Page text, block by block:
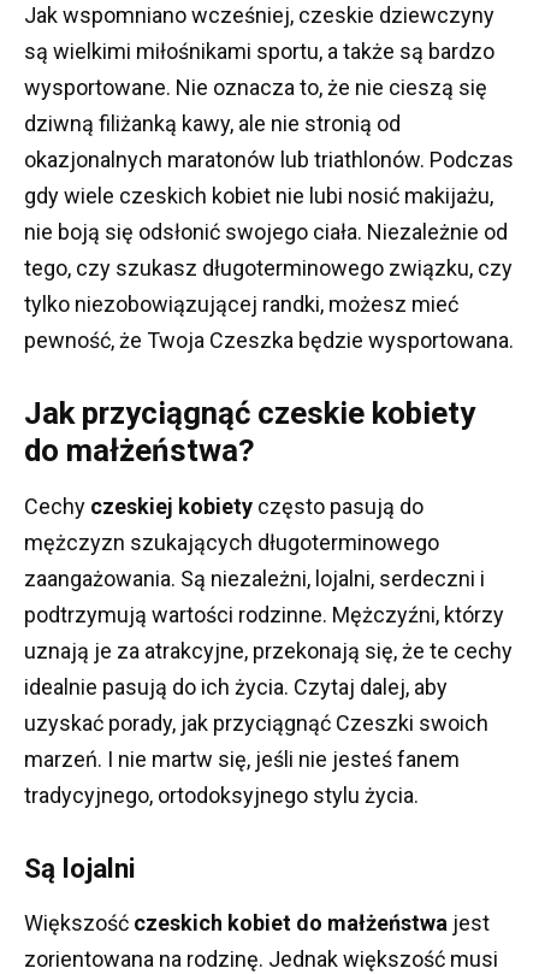
Jak wspomniano wcześniej, czeskie dziewczyny
są wielkimi miłośnikami sportu, a także są bardzo
wysportowane. Nie oznacza to, że nie cieszą się
dziwną filiżanką kawy, ale nie stronią od
okazjonalnych maratonów lub triathlonów. Podczas
gdy wiele czeskich kobiet nie lubi nosić makijażu,
nie boją się odsłonić swojego ciała. Niezależnie od
tego, czy szukasz długoterminowego związku, czy
tylko niezobowiązującej randki, możesz mieć
pewność, że Twoja Czeszka będzie wysportowana.
Jak przyciągnąć czeskie kobiety
do małżeństwa?
Cechy czeskiej kobiety często pasują do
mężczyzn szukających długoterminowego
zaangażowania. Są niezależni, lojalni, serdeczni i
podtrzymują wartości rodzinne. Mężczyźni, którzy
uznają je za atrakcyjne, przekonają się, że te cechy
idealnie pasują do ich życia. Czytaj dalej, aby
uzyskać porady, jak przyciągnąć Czeszki swoich
marzeń. I nie martw się, jeśli nie jesteś fanem
tradycyjnego, ortodoksyjnego stylu życia.
Są lojalni
Większość czeskich kobiet do małżeństwa jest
zorientowana na rodzinę. Jednak większość musi